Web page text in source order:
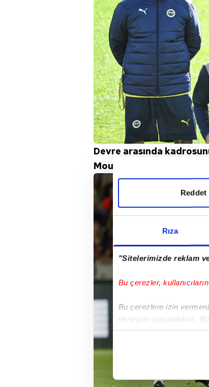
Rıza
"Sitelerimizde reklam
Bu çerezler,
Bu çerezlere izin
deneyimi yaşatabiliriz.
içerikleri sunabilmek
Her halükârda,
Reddet
Devre arasında
Mourinho'nun transfer